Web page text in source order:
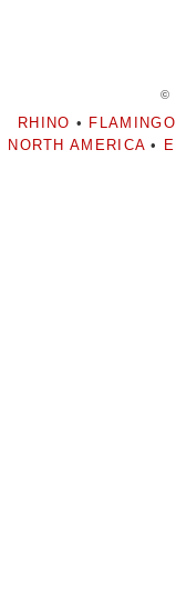
©
RHINO • FLAMINGO
NORTH AMERICA •